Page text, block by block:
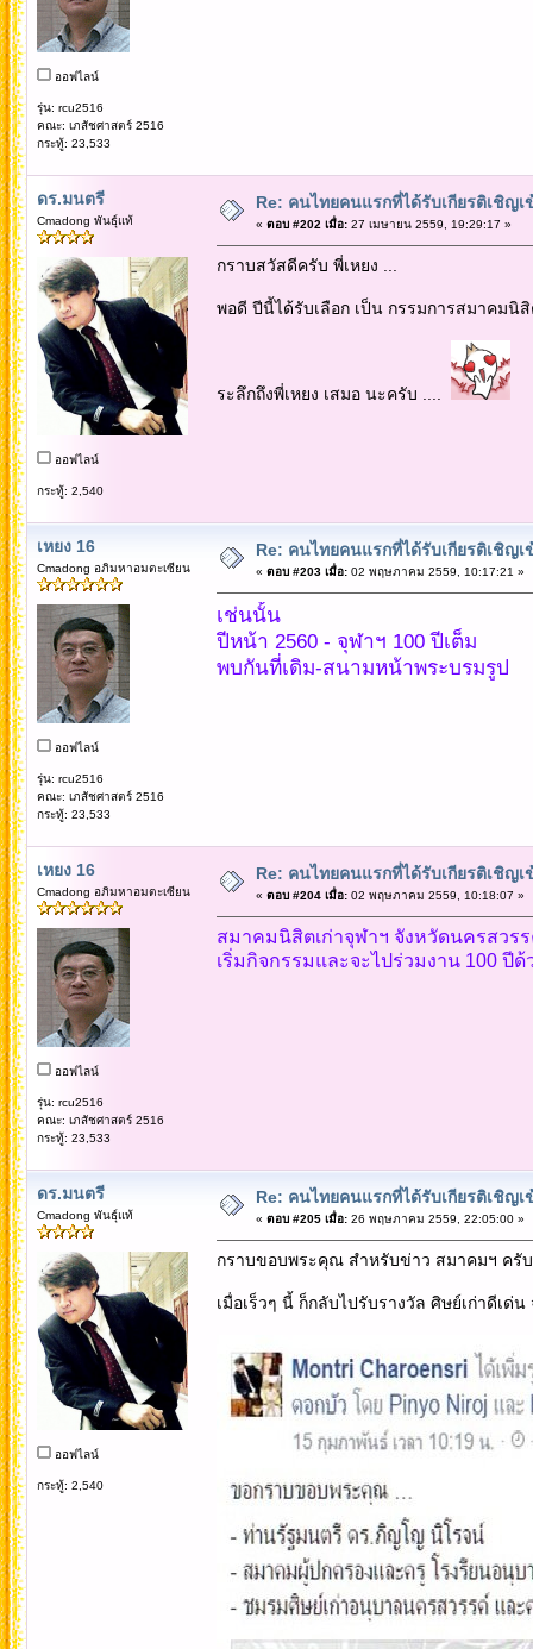
ออฟไลน์
รุ่น: rcu2516
คณะ: เภสัชศาสตร์ 2516
กระทู้: 23,533
ดร.มนตรี
Cmadong พันธุ์แท้
ออฟไลน์
กระทู้: 2,540
Re: คนไทยคนแรกที่ได้รับเกียรติเชิญ
« ตอบ #202 เมื่อ:27 เมษายน 2559, 19:29:17 »
กราบสวัสดีครับ พี่เหยง ...
พอดี ปีนี้ได้รับเลือก เป็น กรรมการสมาคมนิ
ระลึกถึงพี่เหยง เสมอ นะครับ ....
เหยง 16
Cmadong อภิมหาอมตะเซียน
ออฟไลน์
รุ่น: rcu2516
คณะ: เภสัชศาสตร์ 2516
กระทู้: 23,533
Re: คนไทยคนแรกที่ได้รับเกียรติเชิญ
« ตอบ #203 เมื่อ:02 พฤษภาคม 2559, 10:17:21 »
เช่นนั้น
ปีหน้า 2560 - จุฬาฯ 100 ปีเต็ม
พบกันที่เดิม-สนามหน้าพระบรมรูป
เหยง 16
Cmadong อภิมหาอมตะเซียน
ออฟไลน์
รุ่น: rcu2516
คณะ: เภสัชศาสตร์ 2516
กระทู้: 23,533
Re: คนไทยคนแรกที่ได้รับเกียรติเชิญ
« ตอบ #204 เมื่อ:02 พฤษภาคม 2559, 10:18:07 »
สมาคมนิสิตเก่าจุฬาฯ จังหวัดนครสวร
เริ่มกิจกรรมและจะไปร่วมงาน 100 ปีด้
ดร.มนตรี
Cmadong พันธุ์แท้
ออฟไลน์
กระทู้: 2,540
Re: คนไทยคนแรกที่ได้รับเกียรติเชิญ
« ตอบ #205 เมื่อ:26 พฤษภาคม 2559, 22:05:00 »
กราบขอบพระคุณ สำหรับข่าว สมาคมฯ ครั
เมื่อเร็วๆ นี้ ก็กลับไปรับรางวัล ศิษย์เก่าดีเด่